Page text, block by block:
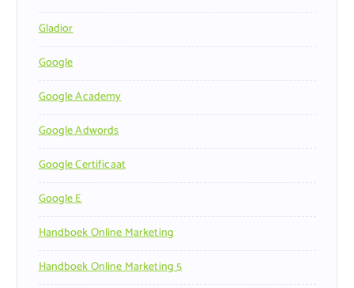
Gladior
Google
Google Academy
Google Adwords
Google Certificaat
Google E
Handboek Online Marketing
Handboek Online Marketing 5